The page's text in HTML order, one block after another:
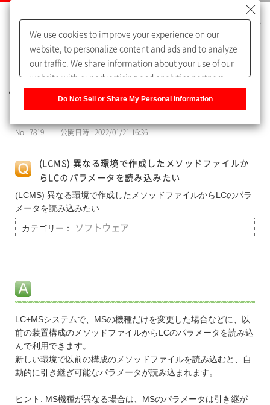
よくあるご質問（FAQ）
No : 7819 公開日時 : 2022/01/21 16:36
(LCMS) 異なる環境で作成したメソッドファイルか
らLCのパラメータを読み込みたい
(LCMS) 異なる環境で作成したメソッドファイルからLCのパラ
メータを読み込みたい
カテゴリー： ソフトウェア
LC+MSシステムで、MSの機種だけを変更した場合などに、以
前の装置構成のメソッドファイルからLCのパラメータを読み込
んで利用できます。
新しい環境で以前の構成のメソッドファイルを読み込むと、自
動的に引き継ぎ可能なパラメータが読み込まれます。
ヒント: MS機種が異なる場合は、MSのパラメータは引き継が
We use cookies to improve your experience on our
website, to personalize content and ads and to analyze
our traffic. We share information about your use of our
website with our advertising and analytics partners,
of our sharing information about you with our partners.
Information] to customize your cookie settings on our
website.Privacy Policy
Do Not Sell or Share My Personal Information